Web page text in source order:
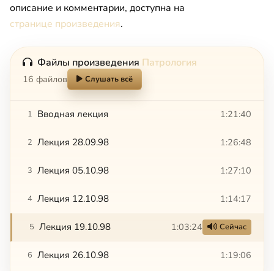
описание и комментарии, доступна на
странице произведения.
Файлы произведения Патрология
16 файлов Слушать всё
1 Вводная лекция 1:21:40
2 Лекция 28.09.98 1:26:48
3 Лекция 05.10.98 1:27:10
4 Лекция 12.10.98 1:14:17
5 Лекция 19.10.98 1:03:24 Сейчас
6 Лекция 26.10.98 1:19:06